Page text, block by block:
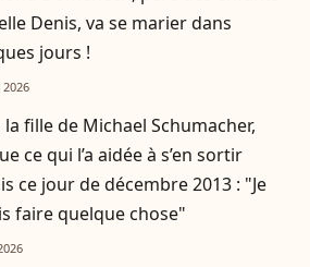
Denis, va se marier dans
jours !
la fille de Michael Schumacher,
ce qui l’a aidée à s’en sortir
ce jour de décembre 2013 : "Je
faire quelque chose"